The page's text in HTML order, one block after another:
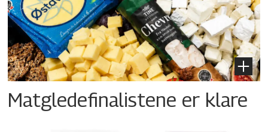
Matgledefinalistene er klare